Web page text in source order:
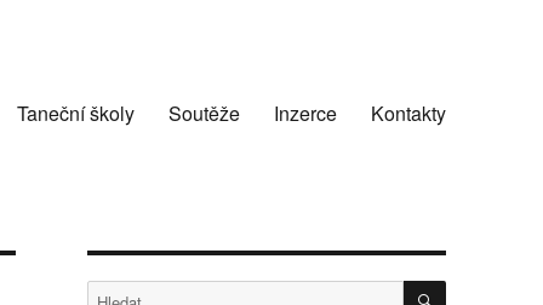
Taneční školy Soutěže Inzerce Kontakty
Hledat: HLEDÁNÍ